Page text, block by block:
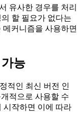
유사한 경우를 처리
할 필요가 없다는
커니즘을 사용하면
능
적인 최신 버전 인
적으로 사용할 수